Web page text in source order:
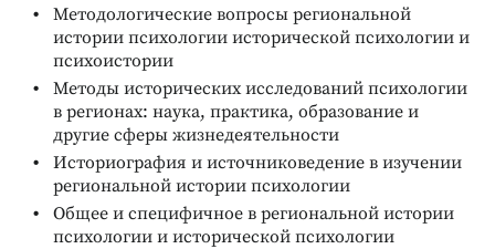
Методологические вопросы региональной
истории психологии исторической психологии и
психоистории
Методы исторических исследований психологии
в регионах: наука, практика, образование и
другие сферы жизнедеятельности
Историография и источниковедение в изучении
региональной истории психологии
Общее и специфичное в региональной истории
психологии и исторической психологии